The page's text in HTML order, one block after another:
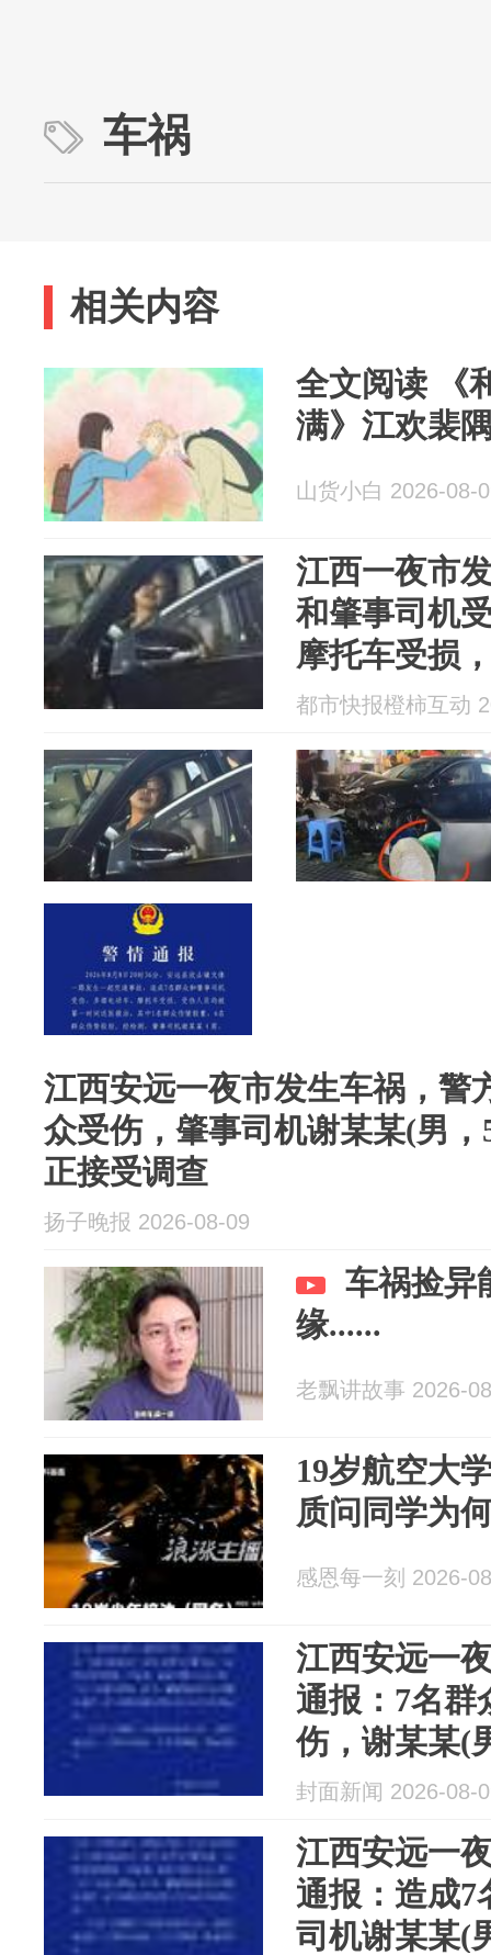
车祸
相关内容
全文阅读 《
满》江欢裴
山货小白 2026-08-
江西一夜市
和肇事司机
摩托车受损
系酒后驾驶
都市快报橙柿互动
江西安远一夜市发生车祸，警
众受伤，肇事司机谢某某(男
正接受调查
扬子晚报 2026-08-09
车祸捡异
缘......
老飘讲故事 2026-
19岁航空大
质问同学为
感恩每一刻 2026-
江西安远一
通报：7名群
伤，谢某某(
驶
封面新闻 2026-08-
江西安远一
通报：造成7
司机谢某某(